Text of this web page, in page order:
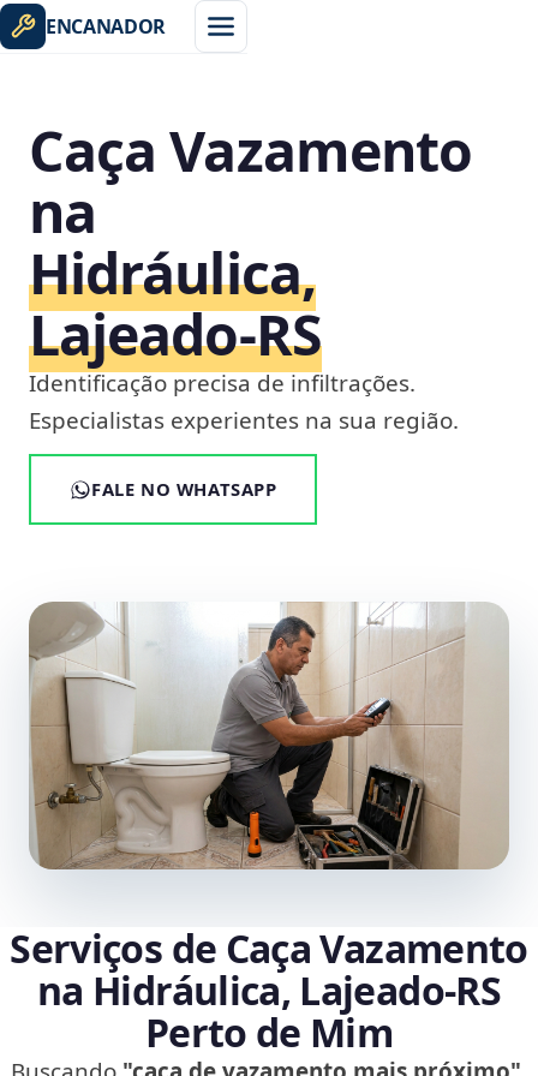
ENCANADOR
Caça Vazamento
na
Hidráulica,
Lajeado‑RS
Identificação precisa de infiltrações.
Especialistas experientes na sua região.
FALE NO WHATSAPP
Serviços de Caça Vazamento
na Hidráulica, Lajeado‑RS
Perto de Mim